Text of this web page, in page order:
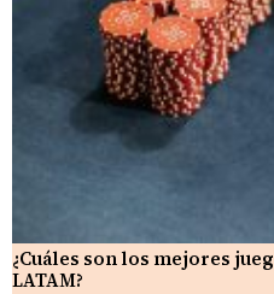
¿Cuáles son los mejores
LATAM?